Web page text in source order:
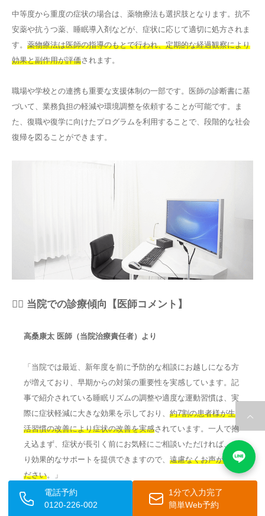
中等度から重度の症状の場合は、薬物療法も選択肢となります。抗不
安薬や抗うつ薬、睡眠導入剤などが、症状に応じて適切に処方されま
す。 薬物療法は医師の指導のもとで行われ、定期的な経過観察により
効果と副作用が評価されます。
職場や学校との連携も重要な支援体制の一部です。医師の診断書に基
づいて、業務負担の軽減や環境調整を依頼することが可能です。ま
た、復職や復学に向けたプログラムを利用することで、段階的な社会
復帰を図ることができます。
👨‍⚕️ 当院での診療傾向【医師コメント】
高桑康太 医師（当院治療責任者）より
「当院では最近、新年度を前に予防的な相談にお越しになる方
が増えており、早期からの対策の重要性を実感しています。記
事で紹介されている睡眠リズムの調整や適度な運動習慣は、実
際に症状軽減に大きな効果を示しており、 約7割の患者様が生
活習慣の改善により症状の改善を実感されています。一人で抱
え込まず、症状が長引く前にお気軽にご相談いただければ、よ
り効果的なサポートを提供できますので、 遠慮なくお声がけく
ださい。」
電話予約
0120-226-002
1分で入力完了
簡単Web予約